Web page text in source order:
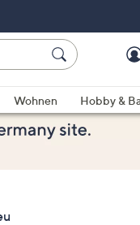
Wohnen Hobby &